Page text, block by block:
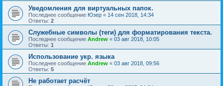
Уведомления для виртуальных папок.
Последнее сообщение Юзер « 14 сен 2018, 14:34
Ответы: 2
Служебные символы (теги) для форматирования текста.
Последнее сообщение Andrew « 03 авг 2018, 10:05
Ответы: 1
Использование укр. языка
Последнее сообщение Andrew « 03 авг 2018, 09:56
Ответы: 5
Не работает расчёт